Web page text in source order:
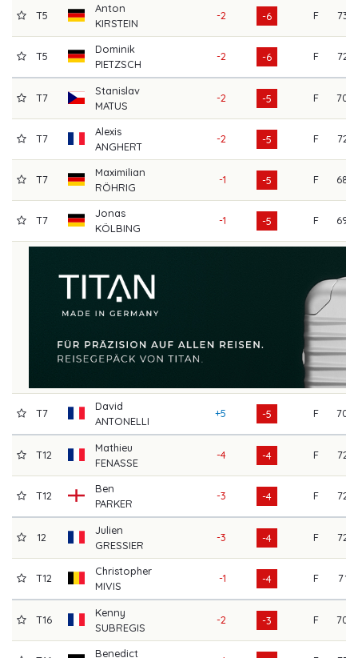
T5
Anton
KIRSTEIN
-2 -6 F 73
T5
Dominik
PIETZSCH
-2 -6 F 72
T7
Stanislav
MATUS
-2 -5 F 70
T7
Alexis
ANGHERT
-2 -5 F 72
T7
Maximilian
RÖHRIG
-1 -5 F 68
T7
Jonas
KÖLBING
-1 -5 F 69
T7
David
ANTONELLI
+5 -5 F 70
T12
Mathieu
FENASSE
-4 -4 F 72
T12
Ben
PARKER
-3 -4 F 72
12
Julien
GRESSIER
-3 -4 F 72
T12
Christopher
MIVIS
-1 -4 F 71
T16
Kenny
SUBREGIS
-2 -3 F 70
Benedict